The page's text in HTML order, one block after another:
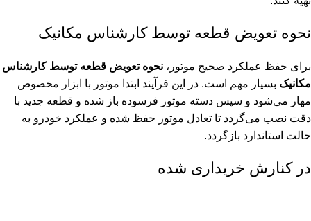
نحوه تعویض قطعه توسط کارشناس مکانیک
برای حفظ عملکرد صحیح موتور، نحوه تعویض قطعه توسط کارشناس
مکانیک بسیار مهم است. در این فرآیند ابتدا موتور با ابزار مخصوص
مهار می‌شود و سپس دسته موتور فرسوده باز شده و قطعه جدید با
دقت نصب می‌گردد تا تعادل موتور حفظ شده و عملکرد خودرو به
حالت استاندارد بازگردد.
در کنارش خریداری شده